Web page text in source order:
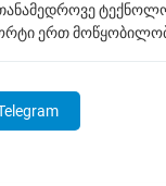
ერთ